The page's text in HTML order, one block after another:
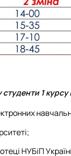
студенти 1
НУБіП